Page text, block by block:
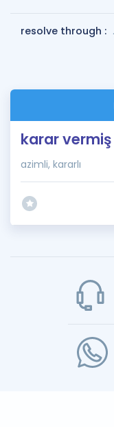
resolve through :
karar vermiş
azimli, kararlı